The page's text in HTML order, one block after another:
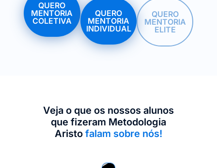
QUERO
MENTORIA
COLETIVA
QUERO
MENTORIA
INDIVIDUAL
QUERO
MENTORIA
ELITE
Veja o que os nossos alunos
que fizeram Metodologia
Aristo falam sobre nós!